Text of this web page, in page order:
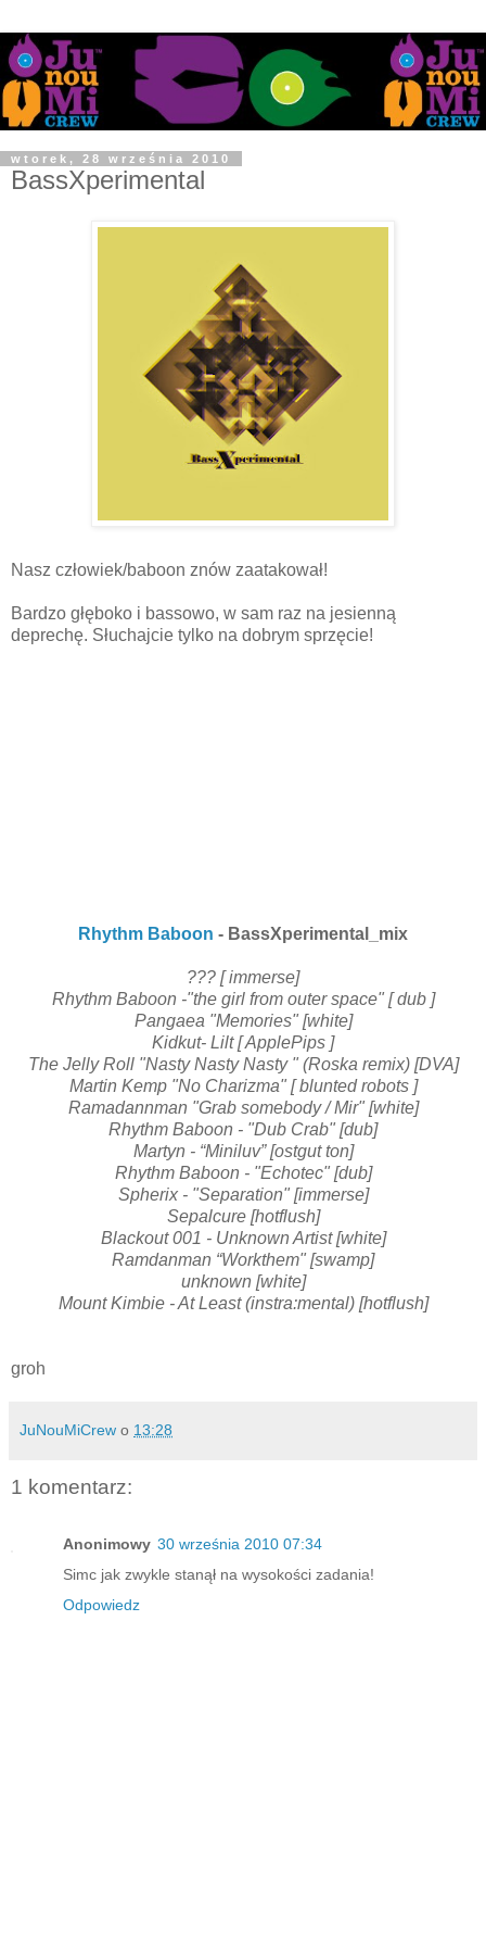
wtorek, 28 września 2010
BassXperimental
Nasz człowiek/baboon znów zaatakował!
Bardzo głęboko i bassowo, w sam raz na jesienną
deprechę. Słuchajcie tylko na dobrym sprzęcie!
Rhythm Baboon - BassXperimental_mix
??? [ immerse]
Rhythm Baboon -"the girl from outer space" [ dub ]
Pangaea "Memories" [white]
Kidkut- Lilt [ ApplePips ]
The Jelly Roll "Nasty Nasty Nasty " (Roska remix) [DVA]
Martin Kemp "No Charizma" [ blunted robots ]
Ramadannman "Grab somebody / Mir" [white]
Rhythm Baboon - "Dub Crab" [dub]
Martyn - “Miniluv” [ostgut ton]
Rhythm Baboon - "Echotec" [dub]
Spherix - "Separation" [immerse]
Sepalcure [hotflush]
Blackout 001 - Unknown Artist [white]
Ramdanman “Workthem" [swamp]
unknown [white]
Mount Kimbie - At Least (instra:mental) [hotflush]
groh
JuNouMiCrew o 13:28
1 komentarz:
Anonimowy 30 września 2010 07:34
Simc jak zwykle stanął na wysokości zadania!
Odpowiedz